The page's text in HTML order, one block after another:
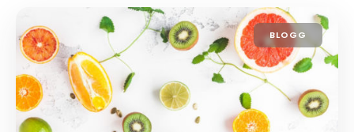
BLOGG